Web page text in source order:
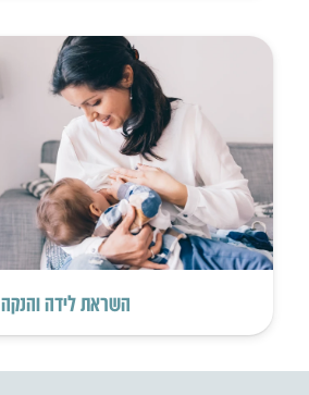
השראת לידה והנקה